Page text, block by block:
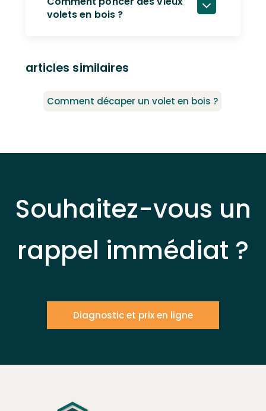
volets en bois ?
articles similaires
Comment décaper un volet en bois ?
Souhaitez-vous un
rappel immédiat ?
Diagnostic et prix en ligne